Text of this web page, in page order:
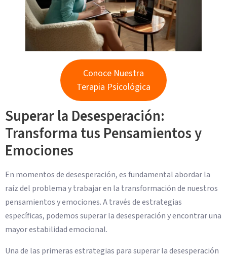
Conoce Nuestra
Terapia Psicológica
Superar la Desesperación:
Transforma tus Pensamientos y
Emociones
En momentos de desesperación, es fundamental abordar la
raíz del problema y trabajar en la transformación de nuestros
pensamientos y emociones. A través de estrategias
específicas, podemos superar la desesperación y encontrar una
mayor estabilidad emocional.
Una de las primeras estrategias para superar la desesperación